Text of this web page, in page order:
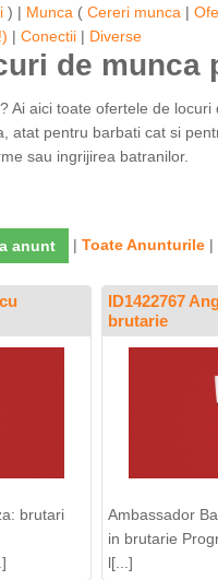
) | Munca ( Cereri munca |
| Conectii | Diverse
de munca
Ai aici toate ofertele de
atat pentru barbati cat si
sau ingrijirea batranilor.
anunt | Toate Anunturile|
brutari
ID1422767
brutarie
Ambassador
in brutarie
l[...]